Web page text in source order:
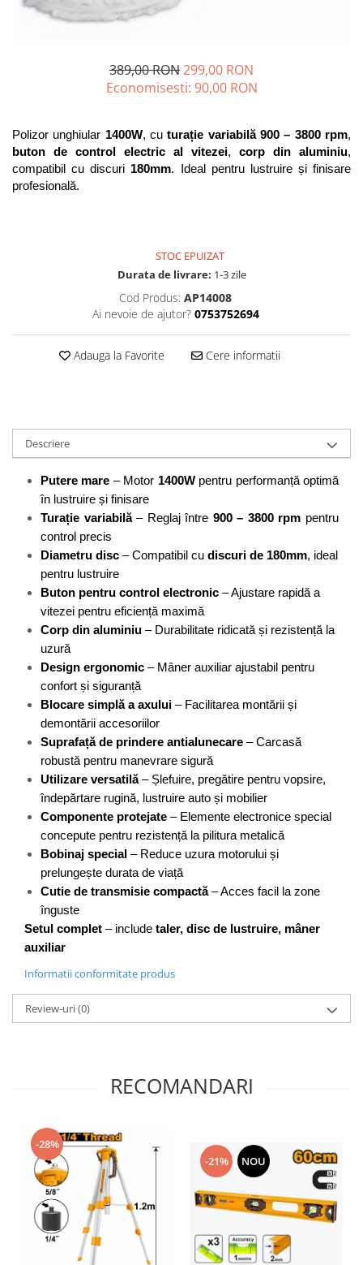
Mașini de șlefuit
Polizoare unghiulare
Capsatoare
Foarfece tablă
Foarfeci Grădină
Grătare Electrice
Mașină de tocat carne
Oale și vase de gătit
Hidrofoare
presiune
Prelate și Folii de Protecție
Prelungitoare
Rindele electrice
Accesorii rindele
Scule electrice
Accesorii pentru polizor
Accesorii scule electrice
Compresoare aer
Fierastrau sabie
Fierăstrău circular
Flexuri
Mixere mortar
Motoare electrice
Pistoale de bătut cuie
Polizoare
Seturi aparate electrice
Testere electrice
Unelte multifuncționale
Vibratoare pentru beton
Scule manuale
Aparate de Tăiat Gresie
Briceag multifuncțional
Ciocan
Clești
Scule pentru Gresie și Sticlă
Scule pentru grădină
Suporturi laptop
Tirbușoane și deschizătoare de
sticle
Trafalet
Trimmere
Trusă tubulare
389,00 RON299,00 RON
Economisesti: 90,00 RON
Polizor unghiular 1400W, cu turație variabilă 900 – 3800 rpm
buton de control electric al vitezei, corp din aluminiu,
compatibil cu discuri 180mm. Ideal pentru lustruire și finisare
profesională.
STOC EPUIZAT
Durata de livrare: 1-3 zile
Cod Produs: AP14008
Ai nevoie de ajutor? 0753752694
Adauga la Favorite Cere informatii
Descriere
Putere mare – Motor 1400W pentru performanță optimă
în lustruire și finisare
Turație variabilă – Reglaj între 900 – 3800 rpm pentru
control precis
Diametru disc – Compatibil cu discuri de 180mm, ideal
pentru lustruire
Buton pentru control electronic – Ajustare rapidă a
vitezei pentru eficiență maximă
Corp din aluminiu – Durabilitate ridicată și rezistență la
uzură
Design ergonomic – Mâner auxiliar ajustabil pentru
confort și siguranță
Blocare simplă a axului – Facilitarea montării și
demontării accesoriilor
Suprafață de prindere antialunecare – Carcasă
robustă pentru manevrare sigură
Utilizare versatilă – Șlefuire, pregătire pentru vopsire,
îndepărtare rugină, lustruire auto și mobilier
Componente protejate – Elemente electronice special
concepute pentru rezistență la pilitura metalică
Bobinaj special – Reduce uzura motorului și
prelungește durata de viață
Cutie de transmisie compactă – Acces facil la zone
înguste
Setul complet – include taler, disc de lustruire, mâner
auxiliar
Informatii conformitate produs
Review-uri(0)
RECOMANDARI
-28%
-21% NOU